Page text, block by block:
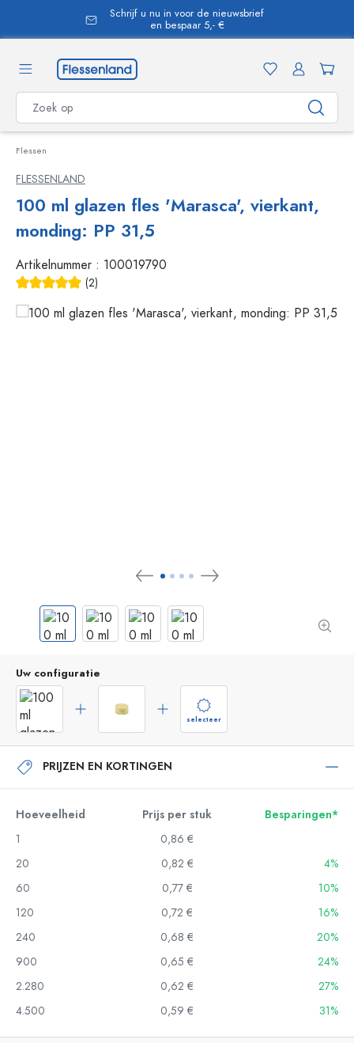
Schrijf u nu in voor de nieuwsbrief
en bespaar 5,- €
Flessen
FLESSENLAND
100 ml glazen fles 'Marasca', vierkant,
monding: PP 31,5
Artikelnummer : 100019790
(2)
Uw configuratie
selecteer
PRIJZEN EN KORTINGEN
Hoeveelheid Prijs per stuk
Besparingen*
1
0,86 €
20
0,82 €
4%
60
0,77 €
10%
120
0,72 €
16%
240
0,68 €
20%
900
0,65 €
24%
2.280
0,62 €
27%
4.500
0,59 € 31%